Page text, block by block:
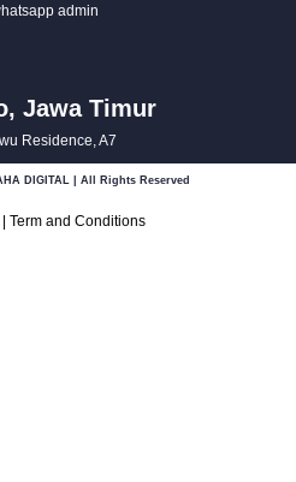
admin
Jawa Timur
Residence, A7
DIGITAL | All Rights Reserved
| Term and Conditions